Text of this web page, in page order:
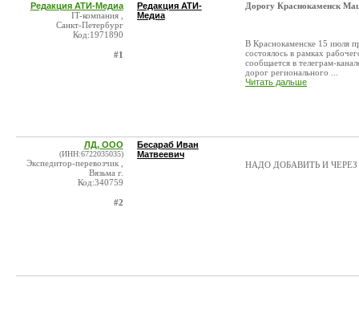
Редакция АТИ-Медиа
IT-компания ,
Санкт-Петербург
Код:1971890
#1
Редакция АТИ-
Медиа
Дорогу Краснокаменск
В Краснокаменске 15 июля
состоялось в рамках
сообщается в телеграм-
дорог регионального ...
Читать дальше
ЛД, ООО
(ИНН:6722035035)
Экспедитор-перевозчик ,
Вязьма г.
Код:340759
#2
Бесараб Иван
Матвеевич
НАДО ДОБАВИТЬ И